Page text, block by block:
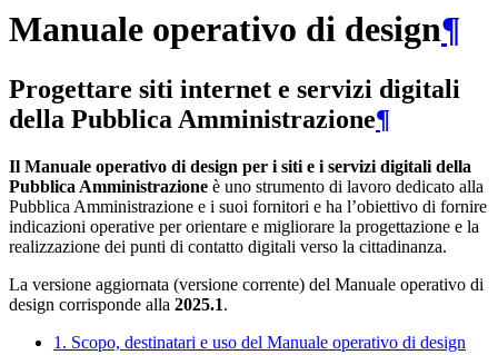
Manuale operativo di design¶
Progettare siti internet e servizi digitali
della Pubblica Amministrazione¶
Il Manuale operativo di design per i siti e i servizi digitali della
Pubblica Amministrazione è uno strumento di lavoro dedicato alla
Pubblica Amministrazione e i suoi fornitori e ha l’obiettivo di fornire
indicazioni operative per orientare e migliorare la progettazione e la
realizzazione dei punti di contatto digitali verso la cittadinanza.
La versione aggiornata (versione corrente) del Manuale operativo di
design corrisponde alla 2025.1.
1. Scopo, destinatari e uso del Manuale operativo di design